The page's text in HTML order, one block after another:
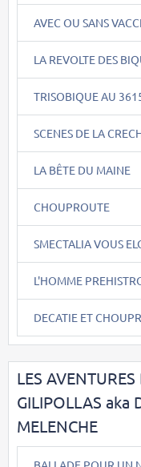
AVEC OU SANS
LA REVOLTE DES
TRISOBIQUE AU
SCENES DE LA
LA BÊTE DU MAINE
CHOUPROUTE
SMECTALIA VOUS
L'HOMME
DECATIE ET
LES
GILIPOLLAS aka
MELENCHE